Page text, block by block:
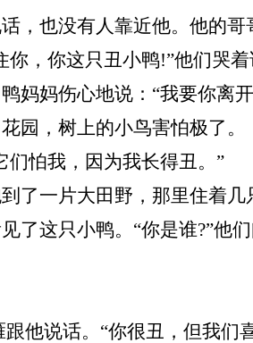
，也没有人靠近他。他的
你，你这只丑小鸭!”他们哭
妈妈伤心地说： “我要你离
园，树上的小鸟害怕极了。
们怕我，因为我长得丑。 ”
了一片大田野，那里住着
了这只小鸭。 “你是谁?”他
他说话。 “你很丑，但我们